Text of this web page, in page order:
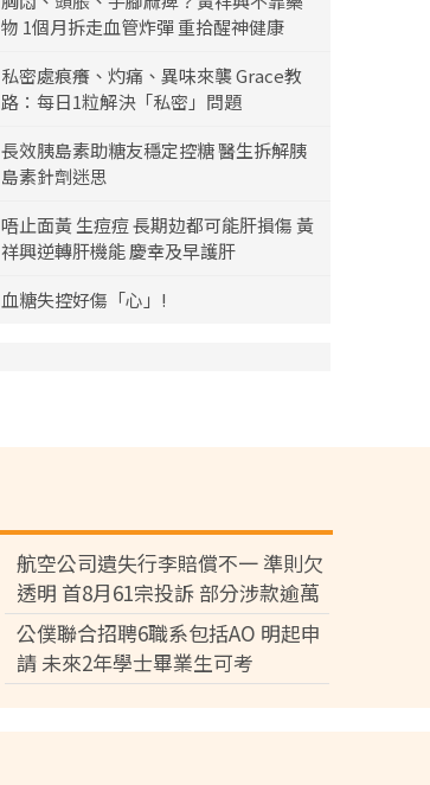
物 1個月拆走血管炸彈 重拾醒神健康
私密處痕癢、灼痛、異味來襲 Grace教
路：每日1粒解決「私密」問題
長效胰島素助糖友穩定控糖 醫生拆解胰
島素針劑迷思
唔止面黃 生痘痘 長期攰都可能肝損傷 黃
祥興逆轉肝機能 慶幸及早護肝
血糖失控好傷「心」!
航空公司遺失行李賠償不一 準則欠
透明 首8月61宗投訴 部分涉款逾萬
元
公僕聯合招聘6職系包括AO 明起申
請 未來2年學士畢業生可考